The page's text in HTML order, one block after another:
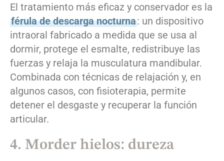
El tratamiento más eficaz y conservador es la
férula de descarga nocturna: un dispositivo
intraoral fabricado a medida que se usa al
dormir, protege el esmalte, redistribuye las
fuerzas y relaja la musculatura mandibular.
Combinada con técnicas de relajación y, en
algunos casos, con fisioterapia, permite
detener el desgaste y recuperar la función
articular.
4. Morder hielos: dureza